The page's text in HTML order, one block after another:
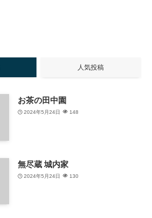
人気投稿
お茶の田中園
2024年5月24日 148
無尽蔵 城内家
2024年5月24日 130